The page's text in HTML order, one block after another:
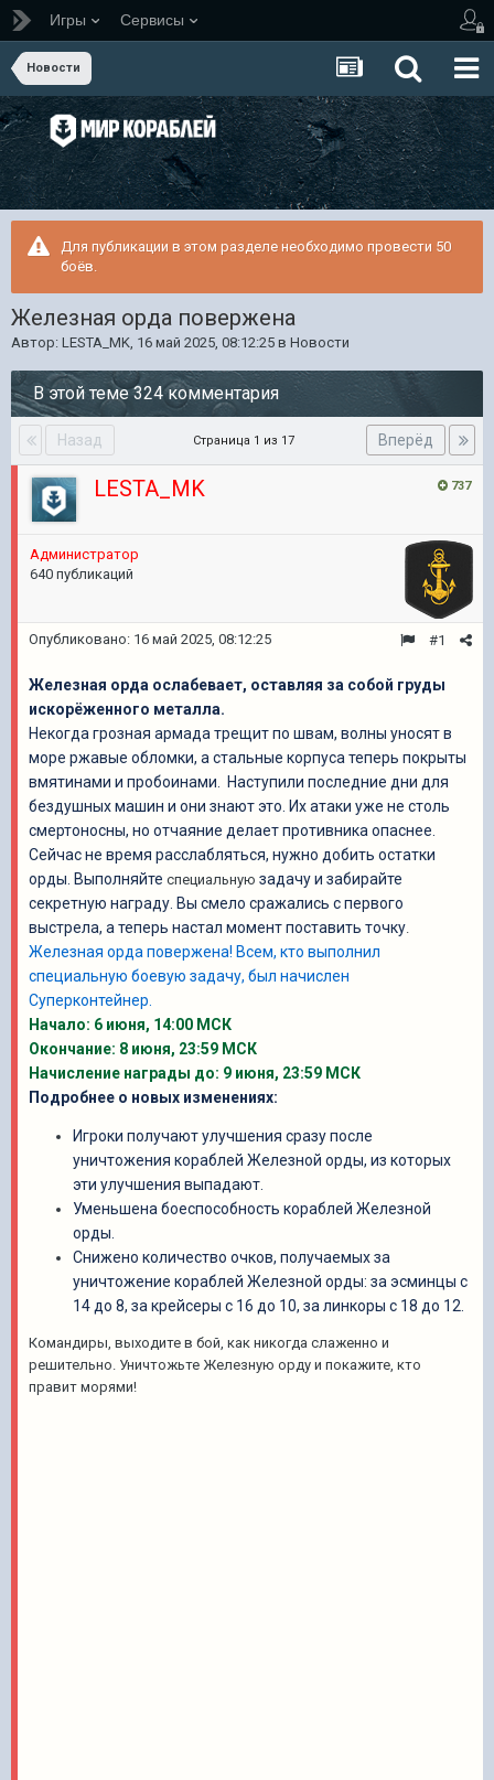
Игры Сервисы
Новости
Для публикации в этом разделе необходимо провести 50
боёв.
Железная орда повержена
Автор: LESTA_MK, 16 май 2025, 08:12:25 в Новости
В этой теме 324 комментария
Назад Вперёд
Страница 1 из 17
737
LESTA_MK
Администратор
640 публикаций
#1
Опубликовано: 16 май 2025, 08:12:25
Железная орда ослабевает, оставляя за собой груды
искорёженного металла.
Некогда грозная армада трещит по швам, волны уносят в
море ржавые обломки, а стальные корпуса теперь покрыты
вмятинами и пробоинами. Наступили последние дни для
бездушных машин и они знают это. Их атаки уже не столь
смертоносны, но отчаяние делает противника опаснее.
Сейчас не время расслабляться, нужно добить остатки
орды. Выполняйте специальную задачу и забирайте
секретную награду . Вы смело сражались с первого
выстрела, а теперь настал момент поставить точку.
Железная орда повержена! Всем, кто выполнил
специальную боевую задачу, был начислен
Суперконтейнер.
Начало: 6 июня, 14:00 МСК
Окончание: 8 июня, 23:59 МСК
Начисление награды до: 9 июня, 23:59 МСК
Подробнее о новых изменениях:
Игроки получают улучшения сразу после
уничтожения кораблей Железной орды, из которых
эти улучшения выпадают.
Уменьшена боеспособность кораблей Железной
орды.
Снижено количество очков, получаемых за
уничтожение кораблей Железной орды: за эсминцы с
14 до 8, за крейсеры с 16 до 10, за линкоры с 18 до 12.
Командиры, выходите в бой, как никогда слаженно и
решительно. Уничтожьте Железную орду и покажите, кто
правит морями!